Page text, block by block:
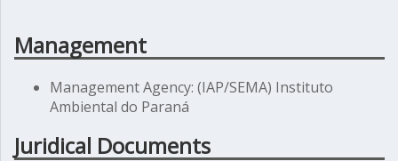
Management
Management Agency: (IAP/SEMA) Instituto
Ambiental do Paraná
Juridical Documents